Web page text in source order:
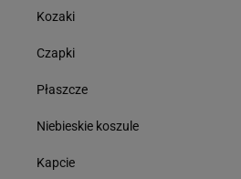
Kozaki
Czapki
Płaszcze
Niebieskie koszule
Kapcie